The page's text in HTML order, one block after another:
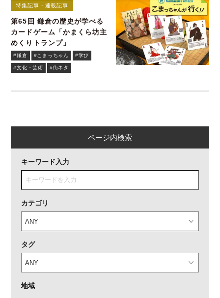
特集記事・連載記事
第65回 鎌倉の歴史が学べる
カードゲーム「かまくら坊主
めくりトランプ」
#鎌倉 #こまっちゃん #学び
#文化・芸術 #街ネタ
ページ内検索
キーワード入力
カテゴリ
タグ
地域